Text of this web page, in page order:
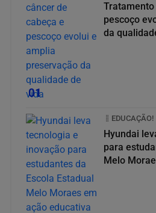
01
Tratamento
pescoço
da
EDUCAÇÃO!
Hyundai
para
Melo